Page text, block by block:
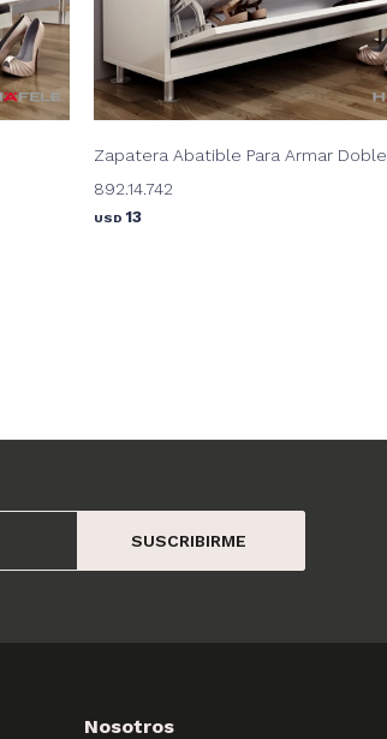
Zapatera Abatible Para Armar Doble
892.14.742
USD 13
SUSCRIBIRME
Nosotros